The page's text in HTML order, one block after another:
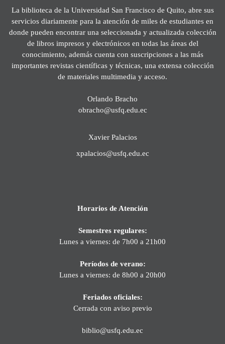
La biblioteca de la Universidad San Francisco de Quito, abre sus
servicios diariamente para la atención de miles de estudiantes en
donde pueden encontrar una seleccionada y actualizada colección
de libros impresos y electrónicos en todas las áreas del
conocimiento, además cuenta con suscripciones a las más
importantes revistas científicas y técnicas, una extensa colección
de materiales multimedia y acceso.
Orlando Bracho
obracho@usfq.edu.ec
Xavier Palacios
xpalacios@usfq.edu.ec
Horarios de Atención
Semestres regulares:
Lunes a viernes: de 7h00 a 21h00
Períodos de verano:
Lunes a viernes: de 8h00 a 20h00
Feriados oficiales:
Cerrada con aviso previo
biblio@usfq.edu.ec